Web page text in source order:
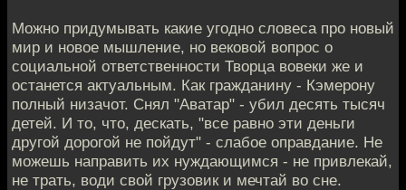
Можно придумывать какие угодно словеса про новый
мир и новое мышление, но вековой вопрос о
социальной ответственности Творца вовеки же и
останется актуальным. Как гражданину - Кэмерону
полный низачот. Снял "Аватар" - убил десять тысяч
детей. И то, что, дескать, "все равно эти деньги
другой дорогой не пойдут" - слабое оправдание. Не
можешь направить их нуждающимся - не привлекай,
не трать, води свой грузовик и мечтай во сне.